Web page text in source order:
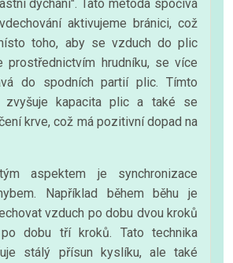
dýchání". Tato metoda spočívá
aktivujeme bránici, což
toho, aby se vzduch do plic
prostřednictvím hrudníku, se více
do spodních partií plic. Tímto
zvyšuje kapacita plic a také se
krve, což má pozitivní dopad na
aspektem je synchronizace
Například během běhu je
vzduch po dobu dvou kroků
dobu tří kroků. Tato technika
stálý přísun kyslíku, ale také